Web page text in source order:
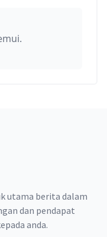
utama berita dalam
dan pendapat
anda.